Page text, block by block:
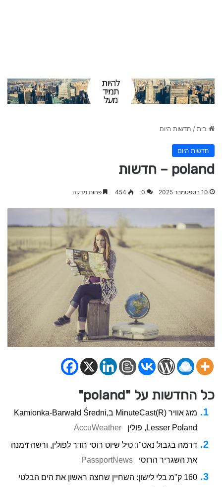
בית/ חדשות היום
חדשות היום
poland – חדשות
10 בספטמבר 2025 0
454 פחות מדקה
כל החדשות על "poland"
מזג אוויר MinuteCast(R)‎ בKamionka-Barwałd Średni,
Lesser Poland, פולין
AccuWeather
דרמה בגבול נאט"ו: טיל שיוט רוסי חדר לפולין, ורשה זימנה
את השגריר הרוסי
PassportNews
160 ק"מ בלי לישון: השחיין שחצה ראשון את הים הבלטי